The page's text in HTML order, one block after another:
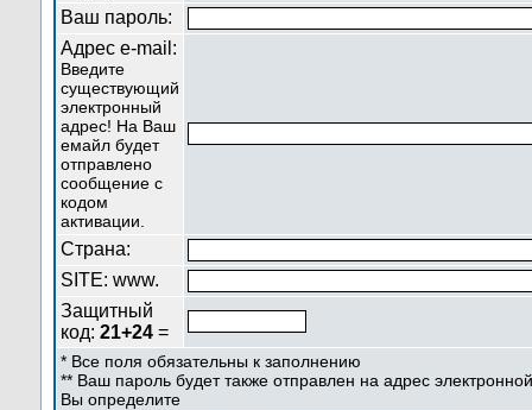
Ваш пароль:
Адрес e-mail:
Введите
существующий
электронный
адрес! На Ваш
емайл будет
отправлено
сообщение с
кодом
активации.
Страна:
SITE: www.
Защитный
код: 21+24=
* Все поля обязательны к заполнению
** Ваш пароль будет также отправлен на адрес
Вы определите